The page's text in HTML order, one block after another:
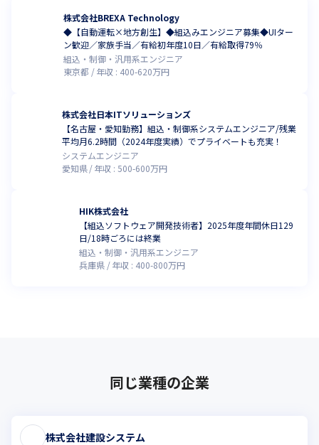
株式会社BREXA Technology
◆【自動運転×地方創生】◆組込みエンジニア募集◆UIター
ン歓迎／家族手当／有給初年度10日／有給取得79％
組込・制御・汎用系エンジニア
東京都
年収 : 400-620万円
株式会社日本ITソリューションズ
【名古屋・愛知勤務】組込・制御系システムエンジニア/残業
平均月6.2時間（2024年度実績）でプライベートも充実！
システムエンジニア
愛知県
年収 :500-600万円
HIK株式会社
【組込ソフトウェア開発技術者】2025年度年間休日129
日/18時ごろには終業
組込・制御・汎用系エンジニア
兵庫県
年収 : 400-800万円
同じ業種の企業
株式会社建設システム